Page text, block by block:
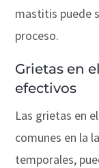
mastitis puede
proceso.
Grietas en
efectivos
Las grietas en
comunes en la
temporales,